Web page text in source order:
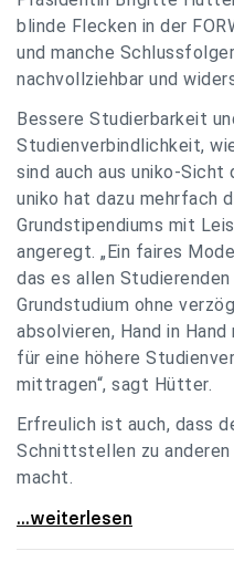
blinde Flecken in der
und manche
nachvollziehbar und
Bessere Studierbarkeit
Studienverbindlichkeit,
sind auch aus uniko-Sicht
uniko hat dazu mehrfach
Grundstipendiums mit
angeregt. „Ein faires
das es allen
Grundstudium ohne
absolvieren, Hand in
für eine höhere
mittragen“, sagt Hütter.
Erfreulich ist auch, dass
Schnittstellen zu
macht.
uniko zu FORWIT-
...weiterlesen